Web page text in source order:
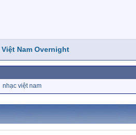
Việt Nam Overnight
nhạc việt nam